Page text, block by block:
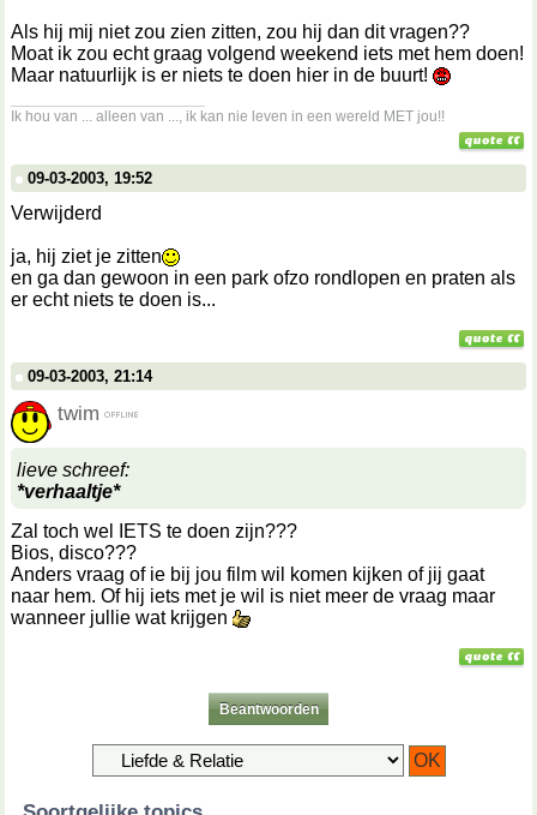
Als hij mij niet zou zien zitten, zou hij dan dit vragen??
Moat ik zou echt graag volgend weekend iets met hem doen!
Maar natuurlijk is er niets te doen hier in de buurt!
Ik hou van ... alleen van ..., ik kan nie leven in een wereld MET jou!!
09-03-2003, 19:52
Verwijderd
ja, hij ziet je zitten
en ga dan gewoon in een park ofzo rondlopen en praten als
er echt niets te doen is...
09-03-2003, 21:14
twim
lieve schreef:
*verhaaltje*
Zal toch wel IETS te doen zijn???
Bios, disco???
Anders vraag of ie bij jou film wil komen kijken of jij gaat
naar hem. Of hij iets met je wil is niet meer de vraag maar
wanneer jullie wat krijgen
Beantwoorden